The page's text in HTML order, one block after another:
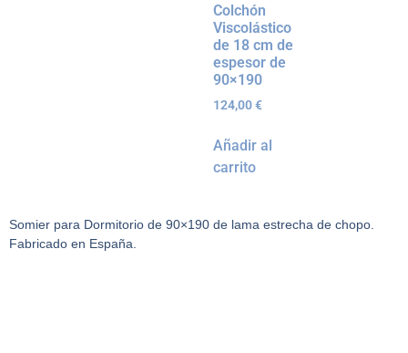
Colchón
Viscolástico
de 18 cm de
espesor de
90×190
124,00€
Añadir al
carrito
Somier para Dormitorio de 90×190 de lama estrecha de chopo.
Fabricado en España.